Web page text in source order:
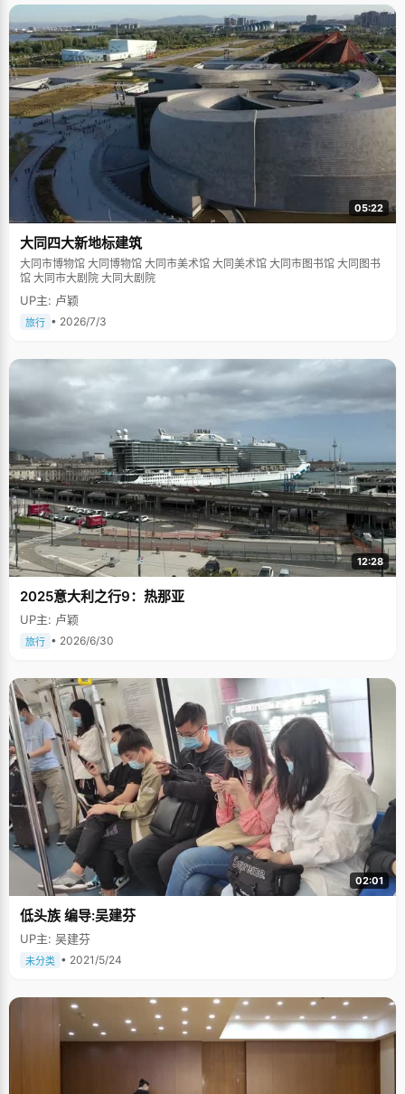
05:22
大同四大新地标建筑
大同市博物馆 大同博物馆 大同市美术馆 大同美术馆 大同市图书馆 大同图书
馆 大同市大剧院 大同大剧院
UP主: 卢颖
旅行 • 2026/7/3
12:28
2025意大利之行9：热那亚
UP主: 卢颖
旅行 • 2026/6/30
02:01
低头族 编导:吴建芬
UP主: 吴建芬
未分类 • 2021/5/24